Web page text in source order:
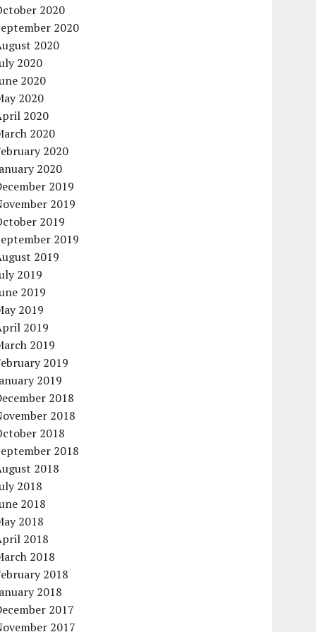
2020
2020
2020
2020
2020
2020
2020
2020
2020
2020
2019
2019
2019
2019
2019
2019
2019
2019
2019
2019
2019
2019
2018
2018
2018
2018
2018
2018
2018
2018
2018
2018
2018
2018
2017
2017